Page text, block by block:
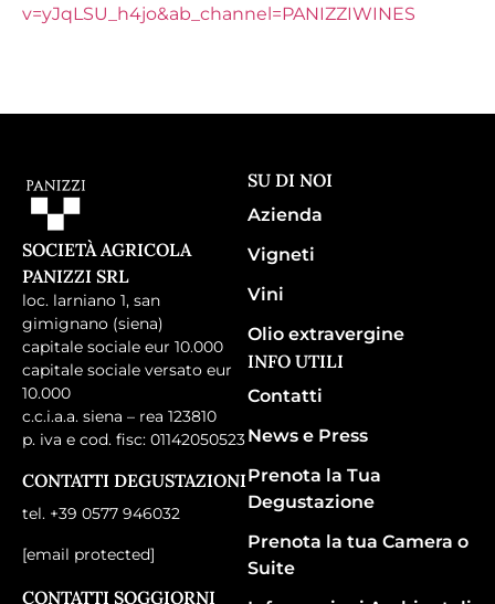
v=yJqLSU_h4jo&ab_channel=PANIZZIWINES
SOCIETÀ AGRICOLA
PANIZZI SRL
loc. larniano 1, san
gimignano (siena)
capitale sociale eur 10.000
capitale sociale versato eur
10.000
c.c.i.a.a. siena – rea 123810
p. iva e cod. fisc: 01142050523
CONTATTI DEGUSTAZIONI
tel. +39 0577 946032
[email protected]
CONTATTI SOGGIORNI
SU DI NOI
Azienda
Vigneti
Vini
Olio extravergine
INFO UTILI
Contatti
News e Press
Prenota la Tua
Degustazione
Prenota la tua Camera o
Suite